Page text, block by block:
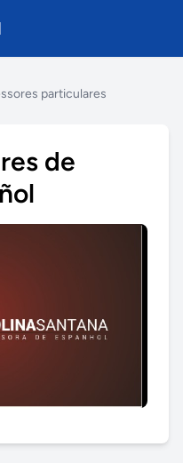
particulares
de